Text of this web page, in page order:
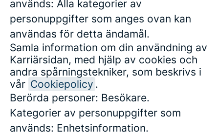
används: Alla kategorier av
personuppgifter som anges ovan kan
användas för detta ändamål.
Samla information om din användning av
Karriärsidan, med hjälp av cookies och
andra spårningstekniker, som beskrivs i
vår Cookiepolicy .
Berörda personer: Besökare.
Kategorier av personuppgifter som
används: Enhetsinformation.